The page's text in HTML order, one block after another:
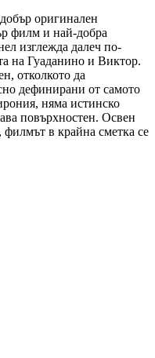
оригинален
филм и най-добра
изглежда далеч по-
на Гуаданино и Виктор.
отколкото да
дефинирани от самото
няма истинско
повърхностен. Освен
филмът в крайна сметка се